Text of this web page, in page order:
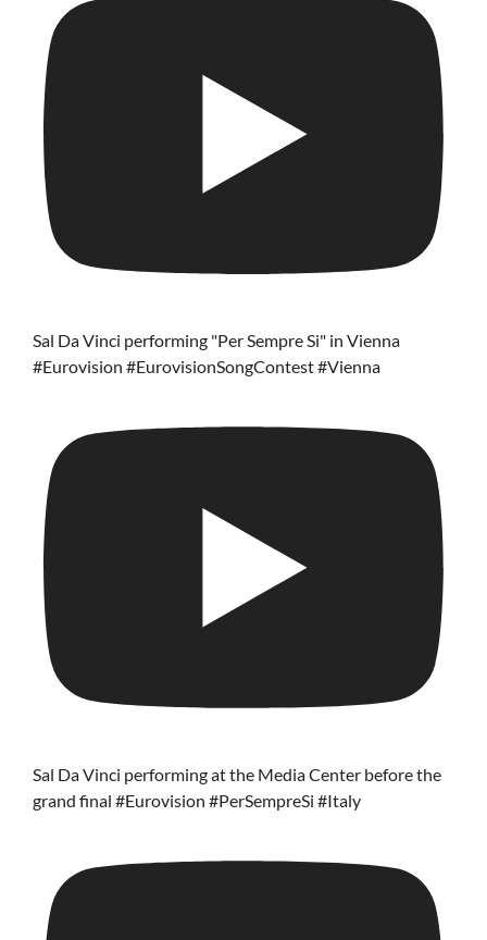
Sal Da Vinci performing "Per Sempre Si" in Vienna
#Eurovision #EurovisionSongContest #Vienna
Sal Da Vinci performing at the Media Center before the
grand final #Eurovision #PerSempreSi #Italy